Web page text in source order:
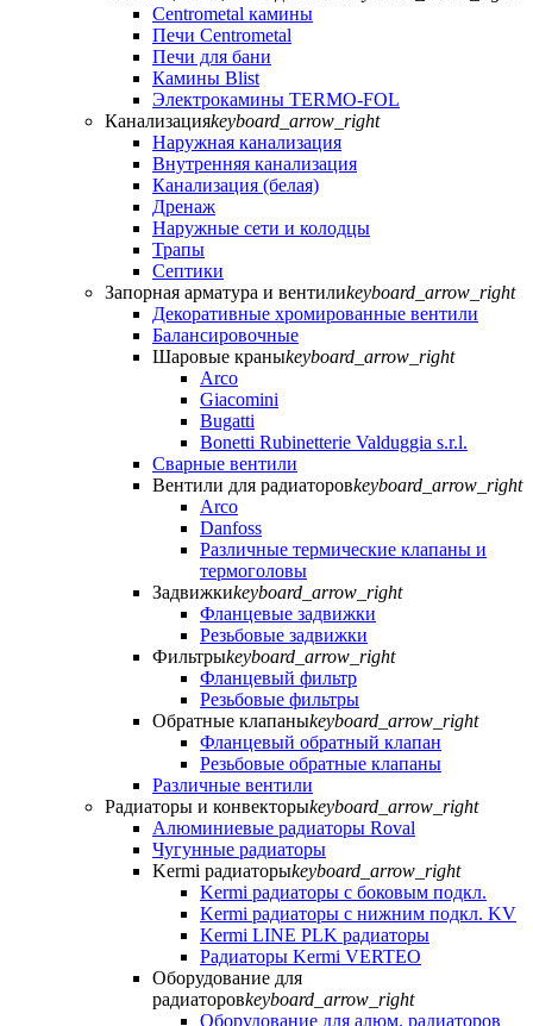
Centrometal камины
Печи Centrometal
Печи для бани
Камины Blist
Электрокамины TERMO-FOL
Канализацияkeyboard_arrow_right
Наружная канализация
Внутренняя канализация
Канализация (белая)
Дренаж
Наружные сети и колодцы
Трапы
Септики
Запорная арматура и вентилиkeyboard_arrow_right
Декоративные хромированные вентили
Балансировочные
Шаровые краныkeyboard_arrow_right
Arco
Giacomini
Bugatti
Bonetti Rubinetterie Valduggia s.r.l.
Сварные вентили
Вентили для радиаторовkeyboard_arrow_right
Arco
Danfoss
Различные термические клапаны и
термоголовы
Задвижкиkeyboard_arrow_right
Фланцевые задвижки
Резьбовые задвижки
Фильтрыkeyboard_arrow_right
Фланцевый фильтр
Резьбовые фильтры
Обратные клапаныkeyboard_arrow_right
Фланцевый обратный клапан
Резьбовые обратные клапаны
Различные вентили
Радиаторы и конвекторыkeyboard_arrow_right
Алюминиевые радиаторы Roval
Чугунные радиаторы
Kermi радиаторыkeyboard_arrow_right
Kermi радиаторы с боковым подкл.
Kermi радиаторы с нижним подкл. KV
Kermi LINE PLK радиаторы
Радиаторы Kermi VERTEO
Оборудование для
радиаторовkeyboard_arrow_right
Оборудование для алюм. радиаторов